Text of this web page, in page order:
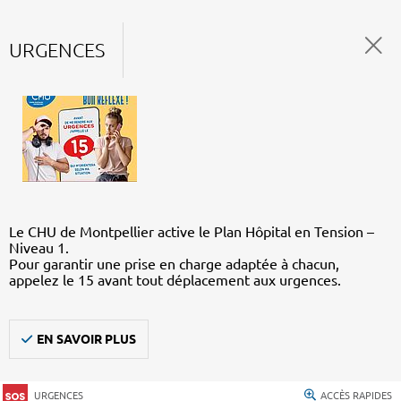
URGENCES
Le CHU de Montpellier active le Plan Hôpital en Tension –
Niveau 1.
Pour garantir une prise en charge adaptée à chacun,
appelez le 15 avant tout déplacement aux urgences.
EN SAVOIR PLUS
URGENCES ACCÈS RAPIDES